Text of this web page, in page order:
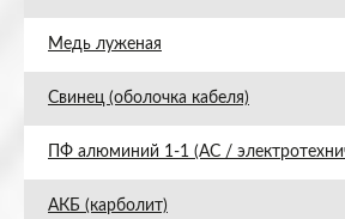
Медь луженая
Свинец (оболочка кабеля)
ПФ алюминий 1-1 (АС /
АКБ (карболит)